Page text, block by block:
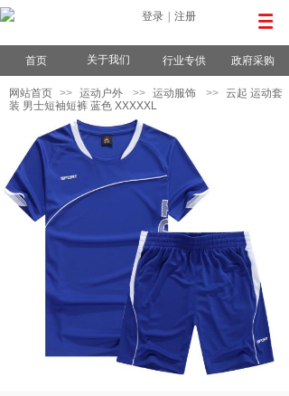
登录 注册
首页 关于我们 行业专供 政府采购
网站首页 >> 运动户外 >> 运动服饰 >> 云起 运动套
装 男士短袖短裤 蓝色 XXXXXL